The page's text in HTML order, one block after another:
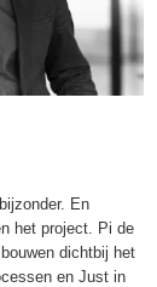
En
het project. Pi de
dichtbij het
en Just in